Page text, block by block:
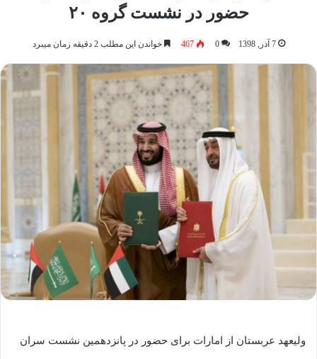
حضور در نشست گروه ۲۰
7 آذر, 1398 0
467 خواندن این مطلب 2 دقیقه زمان میبرد
ولیعهد عربستان از امارات برای حضور در پانزدهمین نشست سران